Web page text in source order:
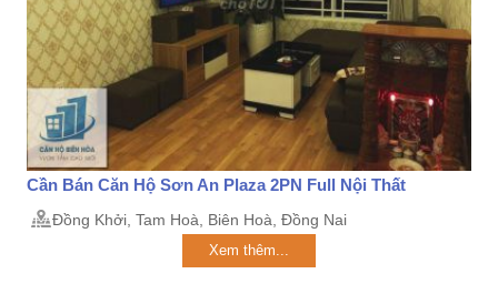
Cần Bán Căn Hộ Sơn An Plaza 2PN Full Nội Thất
Đồng Khởi, Tam Hoà, Biên Hoà, Đồng Nai
Xem thêm...